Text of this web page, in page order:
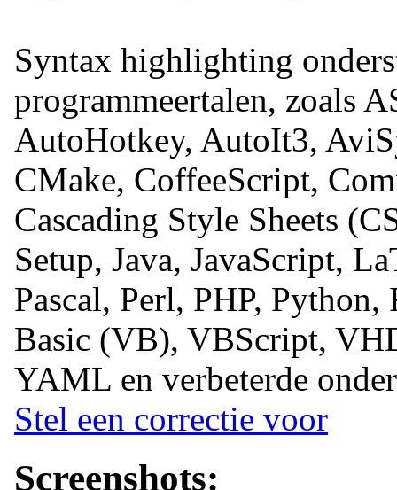
Syntax highlighting
programmeertalen, zoals
AutoHotkey, AutoIt3,
CMake, CoffeeScript,
Cascading Style Sheets
Setup, Java, JavaScript,
Pascal, Perl, PHP,
Basic (VB), VBScript,
YAML en verbeterde
Stel een correctie voor
Screenshots: